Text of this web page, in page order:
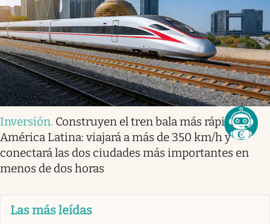
Inversión. Construyen el tren bala más rápido
América Latina: viajará a más de 350 km/h y
conectará las dos ciudades más importantes en
menos de dos horas
Las más leídas